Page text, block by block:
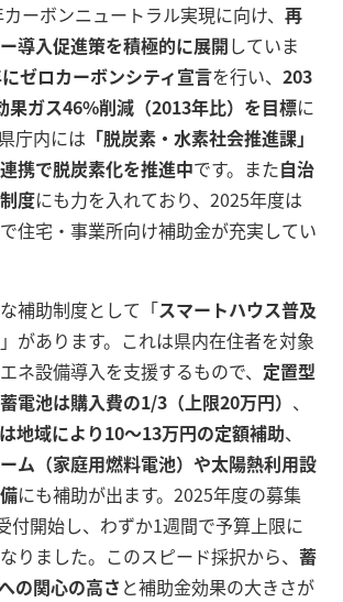
ーボンニュートラル実現に向け、 再
導入促進策を積極的に展開していま
ゼロカーボンシティ宣言を行い、 203
果ガス46%削減（2013年比）を目標に
庁内には 「脱炭素・水素社会推進課」
携で脱炭素化を推進中です。また自治
度にも力を入れており、2025年度は
住宅・事業所向け補助金が充実してい
補助制度として「スマートハウス普及
」があります。これは県内在住者を対象
ネ設備導入を支援するもので、 定置型
電池は購入費の1/3（上限20万円） 、
地域により10～13万円の定額補助、
ム（家庭用燃料電池）や太陽熱利用設
にも補助が出ます。2025年度の募集
付開始し、わずか1週間で予算上限に
りました。このスピード採択から、 蓄
の関心の高さ と補助金効果の大きさが